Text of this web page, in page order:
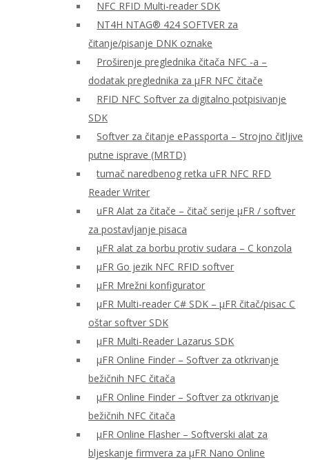
NFC RFID Multi-reader SDK
NT4H NTAG® 424 SOFTVER za
čitanje/pisanje DNK oznake
Proširenje preglednika čitača NFC -a –
dodatak preglednika za μFR NFC čitače
RFID NFC Softver za digitalno potpisivanje
SDK
Softver za čitanje ePassporta – Strojno čitljive
putne isprave (MRTD)
tumač naredbenog retka uFR NFC RFD
Reader Writer
uFR Alat za čitače – čitač serije μFR / softver
za postavljanje pisaca
μFR alat za borbu protiv sudara – C konzola
μFR Go jezik NFC RFID softver
μFR Mrežni konfigurator
μFR Multi-reader C# SDK – μFR čitač/pisac C
oštar softver SDK
μFR Multi-Reader Lazarus SDK
μFR Online Finder – Softver za otkrivanje
bežičnih NFC čitača
μFR Online Finder – Softver za otkrivanje
bežičnih NFC čitača
μFR Online Flasher – Softverski alat za
bljeskanje firmvera za μFR Nano Online